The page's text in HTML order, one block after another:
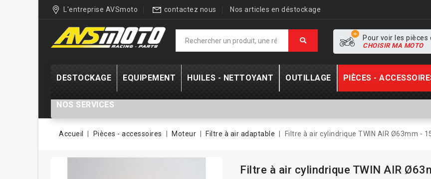
L'entreprise AVSmoto contactez nous Nos articles en déstockage
Pour voir les
CHOISIR MA MOTO
DESTOCKAGE EQUIPEMENT HUILES - NETTOYANT OUTILLAGE PIÈCES -
NOS SERVICES
Accueil Pièces - accessoires Moteur Filtre à air adaptable Filtre à air cylindrique TWIN AIR Ø63mm -
Filtre à air cylindrique TWIN AIR